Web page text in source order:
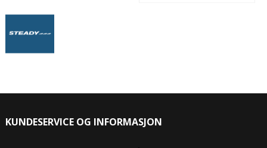
KUNDESERVICE OG INFORMASJON